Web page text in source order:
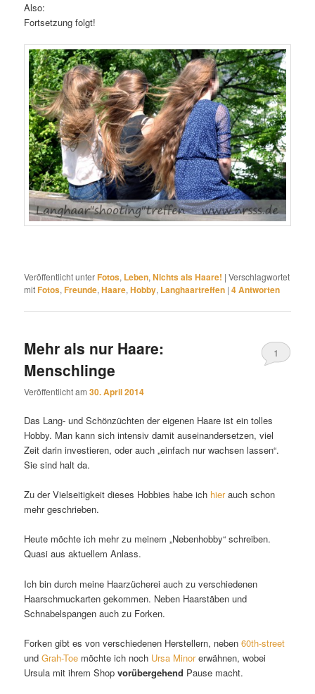
Also:
Fortsetzung folgt!
Veröffentlicht unterFotos, Leben,Nichts als Haare! |Verschlagwortet
mitFotos,Freunde,Haare,Hobby, Langhaartreffen |4Antworten
Mehr als nur Haare:
Menschlinge
Veröffentlicht am30. April 2014
1
Das Lang- und Schönzüchten der eigenen Haare ist ein tolles
Hobby. Man kann sich intensiv damit auseinandersetzen, viel
Zeit darin investieren, oder auch „einfach nur wachsen lassen“.
Sie sind halt da.
Zu der Vielseitigkeit dieses Hobbies habe ich hierauch schon
mehr geschrieben.
Heute möchte ich mehr zu meinem „Nebenhobby“ schreiben.
Quasi aus aktuellem Anlass.
Ich bin durch meine Haarzücherei auch zu verschiedenen
Haarschmuckarten gekommen. Neben Haarstäben und
Schnabelspangen auch zu Forken.
Forken gibt es von verschiedenen Herstellern, neben60th-street
undGrah-Toe möchte ich noch Ursa Minorerwähnen, wobei
Ursula mit ihrem Shopvorübergehend Pause macht.